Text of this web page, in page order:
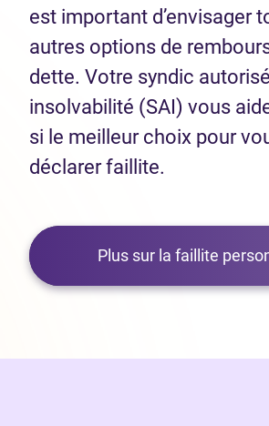
est important d’envisager
autres options de
dette. Votre syndic
insolvabilité (SAI) vous
si le meilleur choix pour
déclarer faillite.
Plus sur la faillite